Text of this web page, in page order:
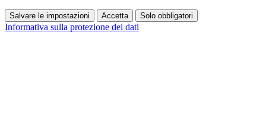
Salvare le impostazioni Accetta Solo obbligatori
Informativa sulla protezione dei dati